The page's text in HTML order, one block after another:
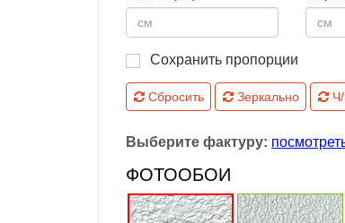
Сохранить пропорции
Сбросить Зеркально Ч/
Выберите фактуру:
ФОТООБОИ